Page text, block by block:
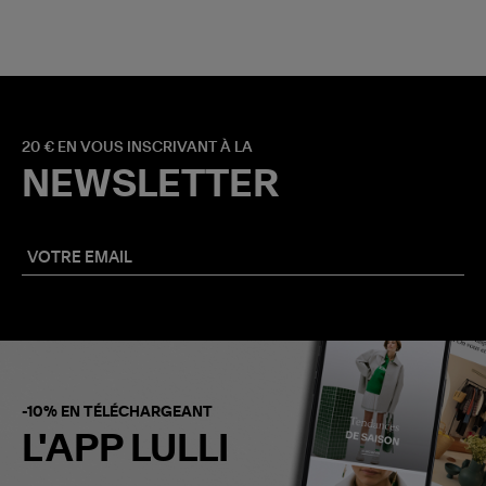
20 € EN VOUS INSCRIVANT À LA
NEWSLETTER
-10% EN TÉLÉCHARGEANT
L'APP LULLI